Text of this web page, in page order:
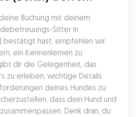
Buchung mit deinem
Sitter in
bestätigt hast, empfehlen wir
ein Kennenlernen zu
dir die Gelegenheit, das
zu erleben, wichtige Details
deines Hundes zu
dass dein Hund und
Denk dran, du